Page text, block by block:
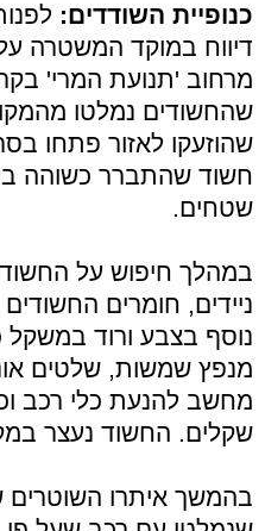
כנופיית השודדים:
דיווח במוקד המשטרה
מרחוב 'תנועת המרי'
שהחשודים נמלטו
שהוזעקו לאזור פתחו
שטחים.
במהלך חיפוש על
ניידים, חומרים
מנפץ שמשות, שלטים
שקלים. החשוד נעצר
בהמשך איתרו השוטרים